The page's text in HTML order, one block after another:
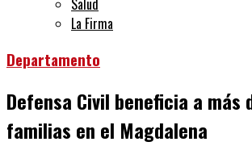
Salud
La Firma
Departamento
Defensa Civil beneficia a más
familias en el Magdalena